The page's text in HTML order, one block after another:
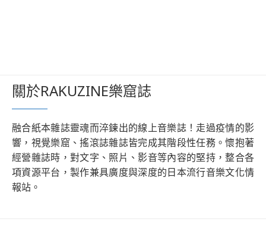
關於RAKUZINE樂窟誌
融合紙本雜誌靈魂而淬鍊出的線上音樂誌！走過疫情的影
響，視覺樂窟、搖滾誌雜誌皆完成其階段性任務。懷抱著
經營雜誌時，對文字、照片、影音等內容的堅持，整合各
項資源平台，製作兼具廣度與深度的日本流行音樂文化情
報站。